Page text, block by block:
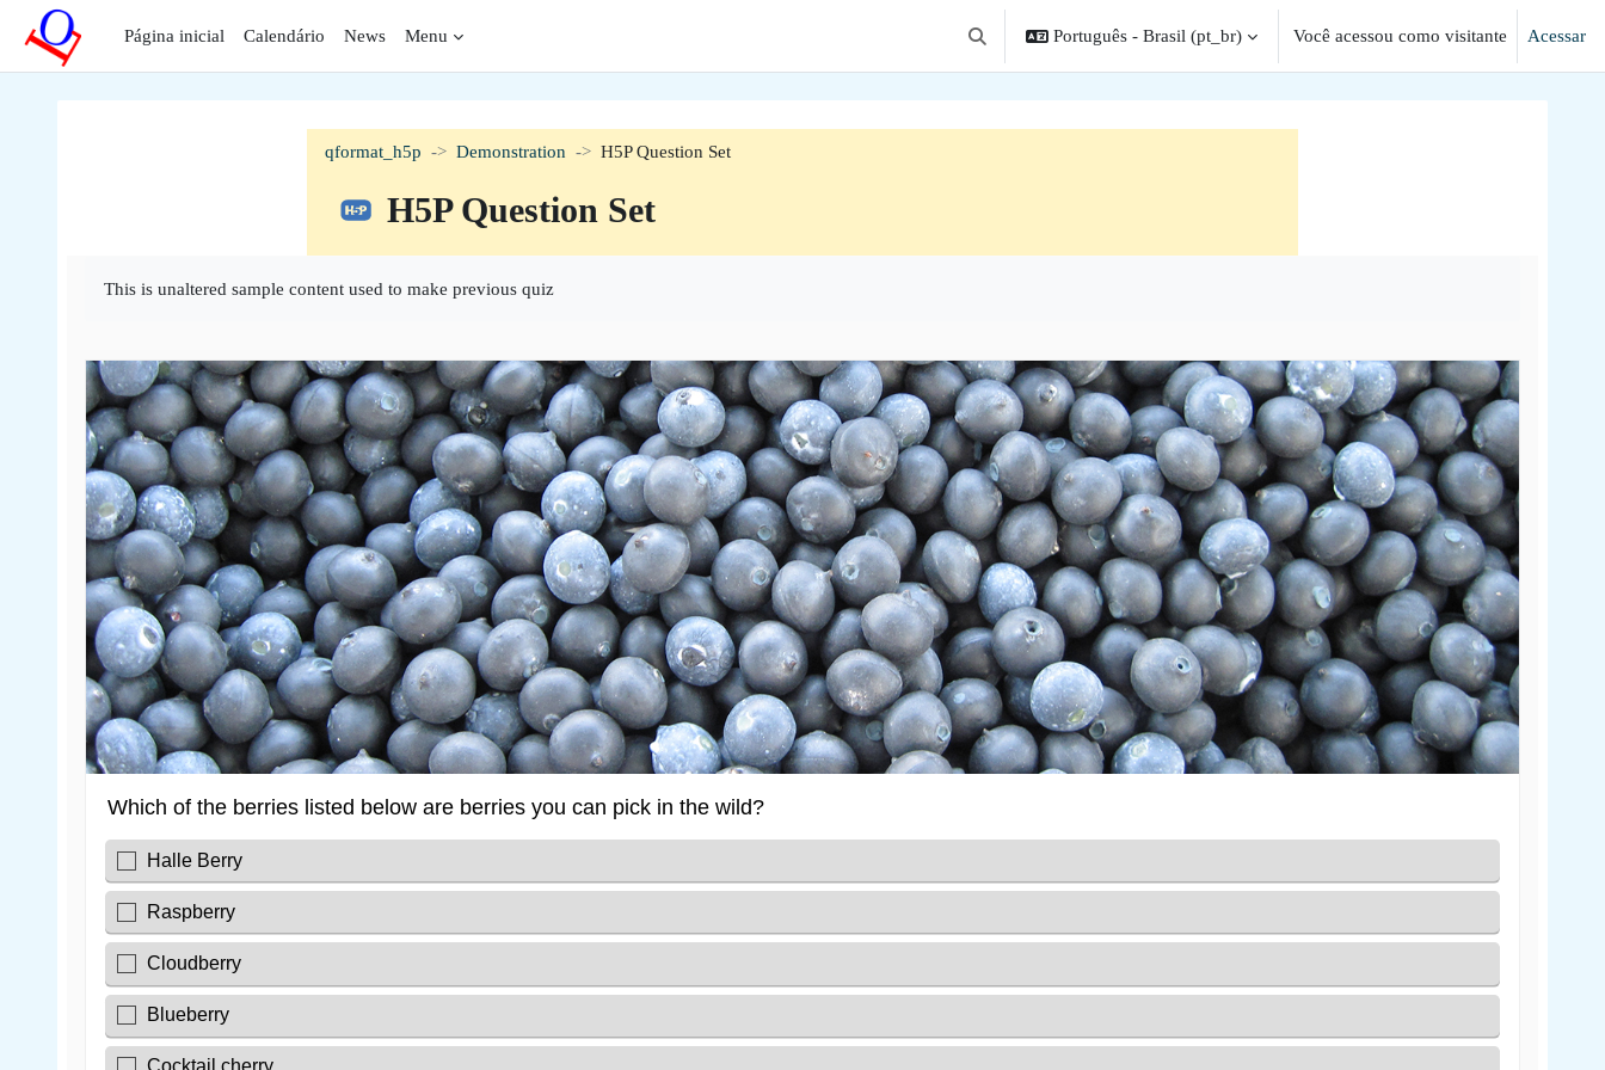
Ir para o conteúdo principal
Página inicial
Calendário News Menu
Alternar entrada de pesquisa
Português - Brasil ‎(pt_br)‎ Você acessou como visitante Acessar
qformat_h5p Demonstration H5P Question Set
H5P Question Set
This is unaltered sample content used to make previous quiz